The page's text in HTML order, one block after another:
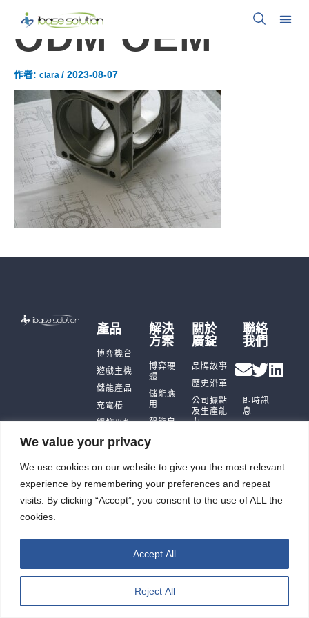
We value your privacy
We use cookies on our website to give you the most relevant
experience by remembering your preferences and repeat
visits. By clicking “Accept”, you consent to the use of ALL the
cookies.
Reject All
Accept All
ODM OEM
作者: clara / 2023-08-07
產品
博弈機台
遊戲主機
儲能產品
充電樁
觸控平板
智能重訓
解決
方案
博弈硬
體
儲能應
用
智能自
關於
廣錠
品牌故事
歷史沿革
公司據點
及生產能
力
聯絡
我們
即時訊
息